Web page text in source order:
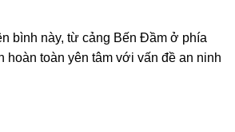
bình này, từ cảng Bến Đầm ở phía
toàn yên tâm với vấn đề an ninh